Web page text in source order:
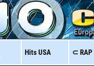
HitsUSA ⊂